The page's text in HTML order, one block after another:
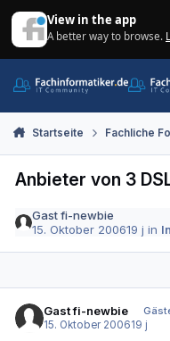
View in the app
A better way to browse.
Startseite Fachliche
Anbieter von 3
Gast fi-newbie
15. Oktober 200619 j in
Gast fi-newbie
15. Oktober 200619 j